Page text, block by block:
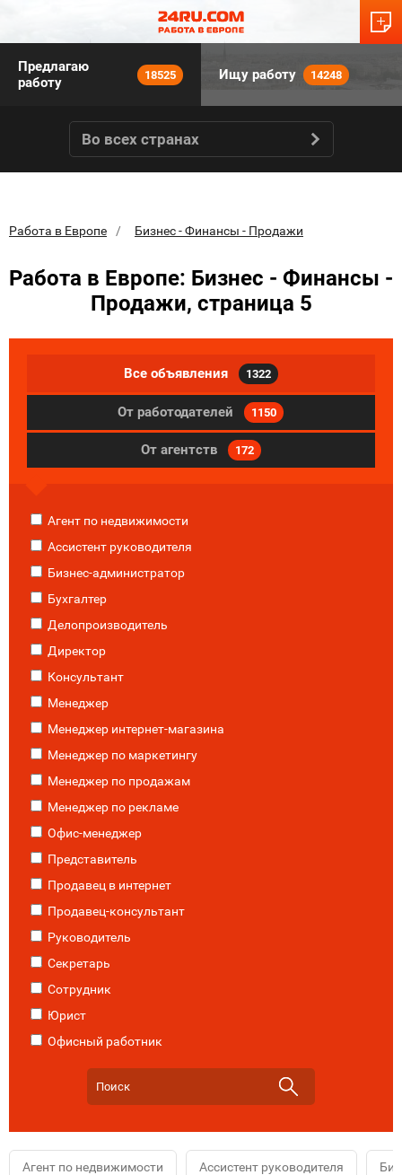
Предлагаю
работу
18525 Ищу работу 14248
Во всех странах
Работа в Европе Бизнес - Финансы - Продажи
Работа в Европе: Бизнес - Финансы -
Продажи, страница 5
Все объявления 1322
От работодателей 1150
От агентств 172
Агент по недвижимости
Ассистент руководителя
Бизнес-администратор
Бухгалтер
Делопроизводитель
Директор
Консультант
Менеджер
Менеджер интернет-магазина
Менеджер по маркетингу
Менеджер по продажам
Менеджер по рекламе
Офис-менеджер
Представитель
Продавец в интернет
Продавец-консультант
Руководитель
Секретарь
Сотрудник
Юрист
Офисный работник
Агент по недвижимости Ассистент руководителя